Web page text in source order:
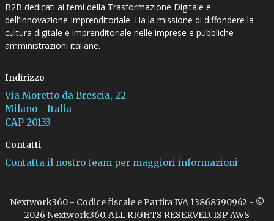
B2B dedicati ai temi della Trasformazione Digitale e
dell’Innovazione Imprenditoriale. Ha la missione di diffondere la
cultura digitale e imprenditoriale nelle imprese e pubbliche
amministrazioni italiane.
Indirizzo
Via Moretto da Brescia, 22
Milano - Italia
CAP 20133
Contatti
Contatta il nostro team per maggiori informazioni
Nextwork360 - Codice fiscale e Partita IVA 13868590962 - ©
2026 Nextwork360. ALL RIGHTS RESERVED. ISP AWS